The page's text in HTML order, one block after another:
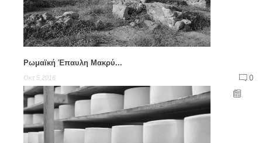
Ρωμαϊκή Έπαυλη Μακρύ...
Οκτ 5,2016 0